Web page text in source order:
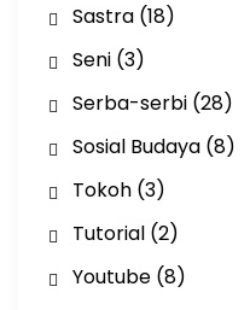
Sastra(18)
Seni(3)
Serba-serbi(28)
Sosial Budaya(8)
Tokoh(3)
Tutorial(2)
Youtube(8)